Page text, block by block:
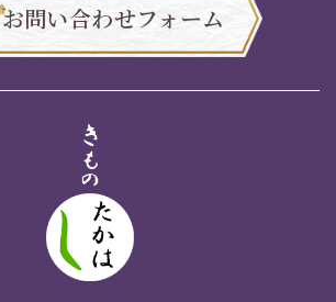
お問い合わせフォーム